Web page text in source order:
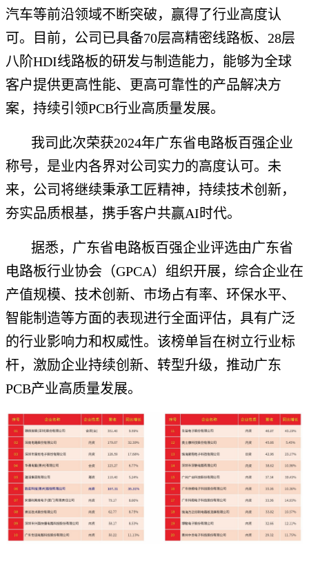
汽车等前沿领域不断突破，赢得了行业高度认
可。目前，公司已具备70层高精密线路板、28层
八阶HDI线路板的研发与制造能力，能够为全球
客户提供更高性能、更高可靠性的产品解决方
案，持续引领PCB行业高质量发展。
我司此次荣获2024年广东省电路板百强企业
称号，是业内各界对公司实力的高度认可。未
来，公司将继续秉承工匠精神，持续技术创新，
夯实品质根基，携手客户共赢AI时代。
据悉，广东省电路板百强企业评选由广东省
电路板行业协会（GPCA）组织开展，综合企业在
产值规模、技术创新、市场占有率、环保水平、
智能制造等方面的表现进行全面评估，具有广泛
的行业影响力和权威性。该榜单旨在树立行业标
杆，激励企业持续创新、转型升级，推动广东
PCB产业高质量发展。